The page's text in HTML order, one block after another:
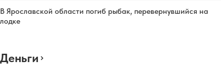
В Ярославской области погиб рыбак, перевернувшийся на
лодке
Деньги